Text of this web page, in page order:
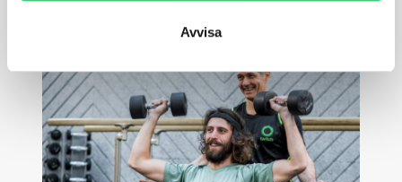
Avvisa